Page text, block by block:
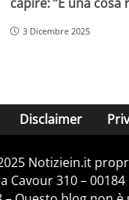
3 Dicembre 2025
Disclaimer
Notiziein.it
Cavour 310 – 00184